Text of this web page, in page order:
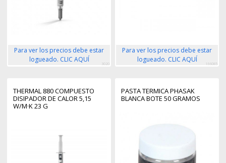
Para ver los precios debe estar
logueado. CLIC AQUÍ
3020
Para ver los precios debe estar
logueado. CLIC AQUÍ
166085
THERMAL 880 COMPUESTO
DISIPADOR DE CALOR 5,15
W/M·K 23 G
PASTA TERMICA PHASAK
BLANCA BOTE 50 GRAMOS